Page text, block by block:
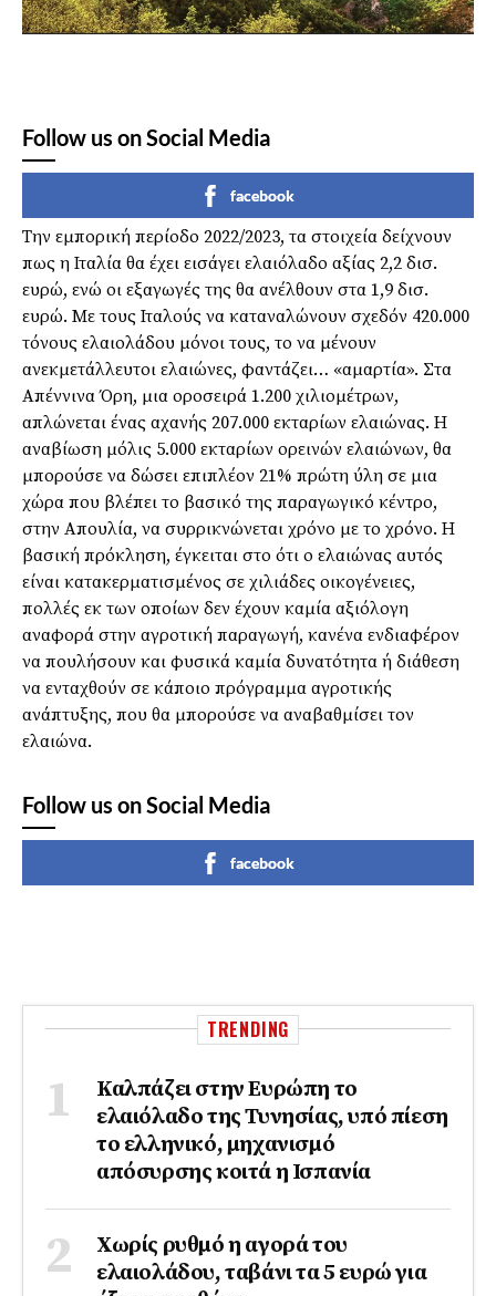
Follow us on Social Media
facebook
Την εμπορική περίοδο 2022/2023, τα στοιχεία δείχνουν
πως η Ιταλία θα έχει εισάγει ελαιόλαδο αξίας 2,2 δισ.
ευρώ, ενώ οι εξαγωγές της θα ανέλθουν στα 1,9 δισ.
ευρώ. Με τους Ιταλούς να καταναλώνουν σχεδόν 420.000
τόνους ελαιολάδου μόνοι τους, το να μένουν
ανεκμετάλλευτοι ελαιώνες, φαντάζει… «αμαρτία». Στα
Απέννινα Όρη, μια οροσειρά 1.200 χιλιομέτρων,
απλώνεται ένας αχανής 207.000 εκταρίων ελαιώνας. Η
αναβίωση μόλις 5.000 εκταρίων ορεινών ελαιώνων, θα
μπορούσε να δώσει επιπλέον 21% πρώτη ύλη σε μια
χώρα που βλέπει το βασικό της παραγωγικό κέντρο,
στην Απουλία, να συρρικνώνεται χρόνο με το χρόνο. Η
βασική πρόκληση, έγκειται στο ότι ο ελαιώνας αυτός
είναι κατακερματισμένος σε χιλιάδες οικογένειες,
πολλές εκ των οποίων δεν έχουν καμία αξιόλογη
αναφορά στην αγροτική παραγωγή, κανένα ενδιαφέρον
να πουλήσουν και φυσικά καμία δυνατότητα ή διάθεση
να ενταχθούν σε κάποιο πρόγραμμα αγροτικής
ανάπτυξης, που θα μπορούσε να αναβαθμίσει τον
ελαιώνα.
Follow us on Social Media
facebook
TRENDING
Καλπάζει στην Ευρώπη το
ελαιόλαδο της Τυνησίας, υπό πίεση
το ελληνικό, μηχανισμό
απόσυρσης κοιτά η Ισπανία
Χωρίς ρυθμό η αγορά του
ελαιολάδου, ταβάνι τα 5 ευρώ για